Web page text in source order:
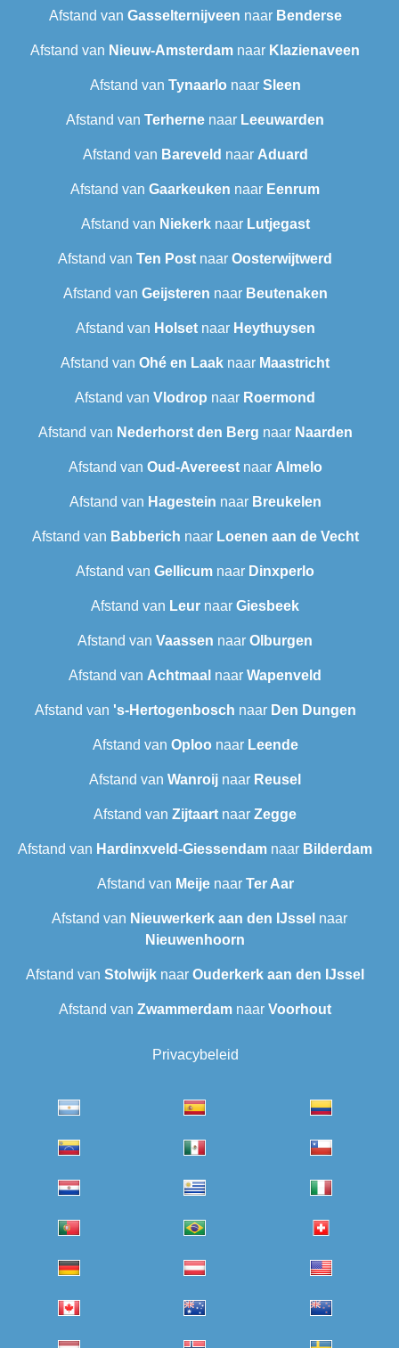
Afstand van Gasselternijveen naar Benderse
Afstand van Nieuw-Amsterdam naar Klazienaveen
Afstand van Tynaarlo naar Sleen
Afstand van Terherne naar Leeuwarden
Afstand van Bareveld naar Aduard
Afstand van Gaarkeuken naar Eenrum
Afstand van Niekerknaar Lutjegast
Afstand van Ten Post naar Oosterwijtwerd
Afstand van Geijsteren naar Beutenaken
Afstand van Holsetnaar Heythuysen
Afstand van Ohé en Laak naar Maastricht
Afstand van Vlodrop naar Roermond
Afstand van Nederhorst den Berg naar Naarden
Afstand van Oud-Avereestnaar Almelo
Afstand van Hagestein naar Breukelen
Afstand van Babberich naar Loenen aan de Vecht
Afstand van Gellicum naar Dinxperlo
Afstand van Leur naar Giesbeek
Afstand van Vaassen naar Olburgen
Afstand van Achtmaal naar Wapenveld
Afstand van 's-Hertogenbosch naar Den Dungen
Afstand van Oploo naar Leende
Afstand van Wanroij naar Reusel
Afstand van Zijtaart naar Zegge
Afstand van Hardinxveld-Giessendam naar Bilderdam
Afstand van Meijenaar Ter Aar
Afstand van Nieuwerkerk aan den IJssel naar
Nieuwenhoorn
Afstand van Stolwijk naar Ouderkerk aan den IJssel
Afstand van Zwammerdam naar Voorhout
Privacybeleid